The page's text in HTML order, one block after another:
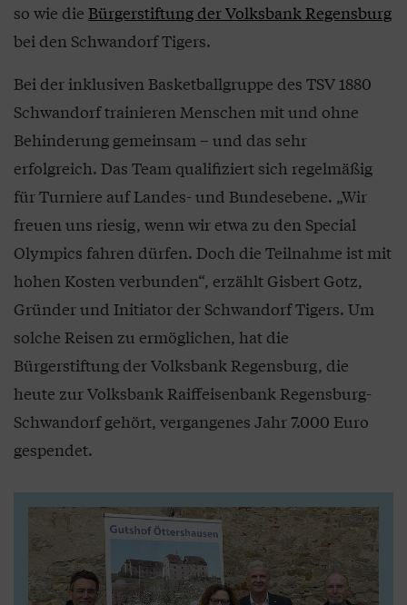
so wie die Bürgerstiftung der Volksbank Regensburg
bei den Schwandorf Tigers.
Bei der inklusiven Basketballgruppe des TSV 1880
Schwandorf trainieren Menschen mit und ohne
Behinderung gemeinsam – und das sehr
erfolgreich. Das Team qualifiziert sich regelmäßig
für Turniere auf Landes- und Bundesebene. „Wir
freuen uns riesig, wenn wir etwa zu den Special
Olympics fahren dürfen. Doch die Teilnahme ist mit
hohen Kosten verbunden“, erzählt Gisbert Gotz,
Gründer und Initiator der Schwandorf Tigers. Um
solche Reisen zu ermöglichen, hat die
Bürgerstiftung der Volksbank Regensburg, die
heute zur Volksbank Raiffeisenbank Regensburg-
Schwandorf gehört, vergangenes Jahr 7.000 Euro
gespendet.